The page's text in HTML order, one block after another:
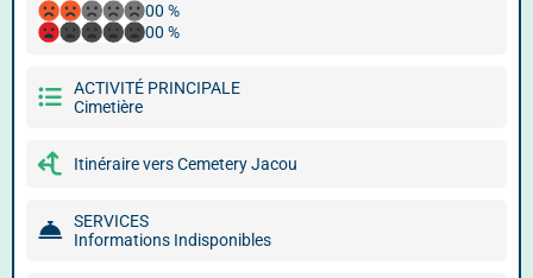
00 %
00 %
ACTIVITÉ PRINCIPALE
Cimetière
Itinéraire vers Cemetery Jacou
SERVICES
Informations Indisponibles